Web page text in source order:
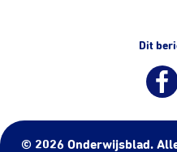
Dit
© 2026 Onderwijsblad.